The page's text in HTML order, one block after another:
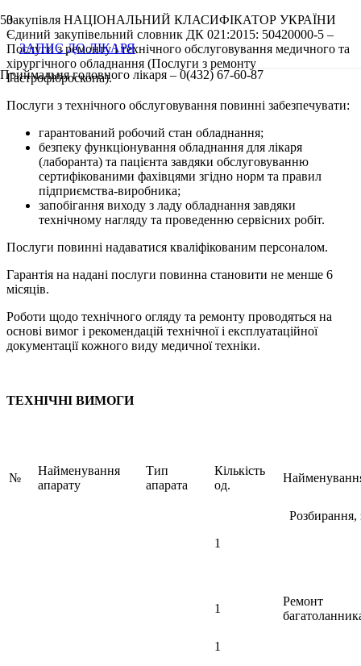
ЗАПИС ДО ЛІКАРЯ
Приймальня головного лікаря – 0(432) 67-60-87
Закупівля НАЦІОНАЛЬНИЙ КЛАСИФІКАТОР УКРАЇНИ
Єдиний закупівельний словник ДК 021:2015: 50420000-5 –
Послуги з ремонту і технічного обслуговування медичного та
хірургічного обладнання (Послуги з ремонту
Гастрофіброскопа).
Послуги з технічного обслуговування повинні забезпечувати:
гарантований робочий стан обладнання;
безпеку функціонування обладнання для лікаря
(лаборанта) та пацієнта завдяки обслуговуванню
сертифікованими фахівцями згідно норм та правил
підприємства-виробника;
запобігання виходу з ладу обладнання завдяки
технічному нагляду та проведенню сервісних робіт.
Послуги повинні надаватися кваліфікованим персоналом.
Гарантія на надані послуги повинна становити не менше 6
місяців.
Роботи щодо технічного огляду та ремонту проводяться на
основі вимог і рекомендацій технічної і експлуатаційної
документації кожного виду медичної техніки.
ТЕХНІЧНІ ВИМОГИ
№
Найменування
апарату
Тип
апарата
Кількість
од.
1
Розбирання,
1
Ремонт
1